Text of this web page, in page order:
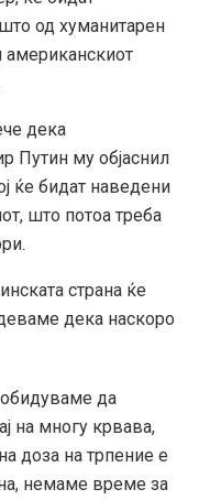
од хуманитарен
американскиот
дека
Путин му објаснил
ќе бидат наведени
што потоа треба
страна ќе
дека наскоро
обидуваме да
на многу крвава,
доза на трпение е
немаме време за